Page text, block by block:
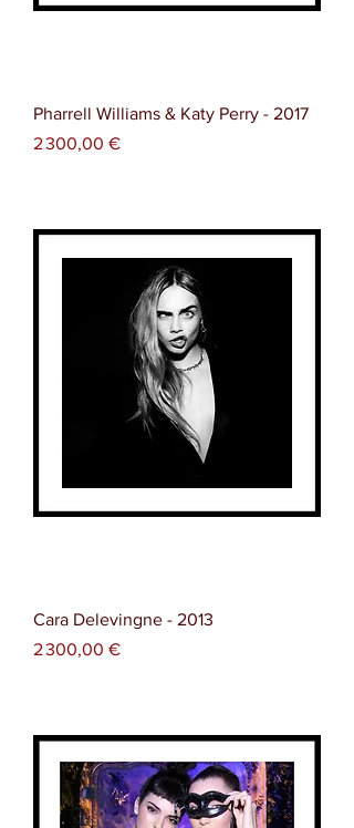
Pharrell Williams & Katy Perry - 2017
Prix
2 300,00 €
Cara Delevingne - 2013
Prix
2 300,00 €